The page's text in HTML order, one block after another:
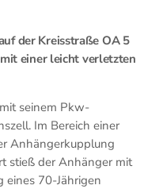
der Kreisstraße OA 5
einer leicht verletzten
seinem Pkw-
Im Bereich einer
Anhängerkupplung
stieß der Anhänger mit
eines 70-Jährigen